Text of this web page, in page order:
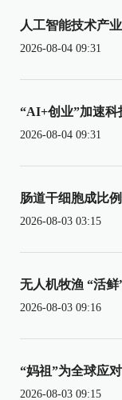
人工智能技术产
2026-08-04 09:31
“AI+创业”加速科
2026-08-04 09:31
肠道干细胞成比
2026-08-03 03:15
无人机牧渔 “活鲜
2026-08-03 09:16
“妈祖”为全球应
2026-08-03 09:15